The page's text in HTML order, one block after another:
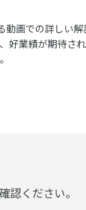
画での詳しい解
好業績が期待さ
認ください。